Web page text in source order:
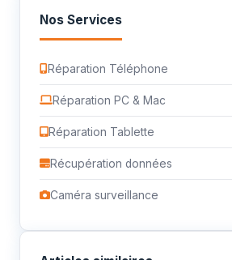
Nos Services
Réparation Téléphone
Réparation PC & Mac
Réparation Tablette
Récupération données
Caméra surveillance